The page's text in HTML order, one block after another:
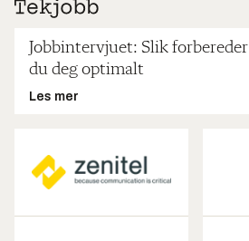
Jobbintervjuet: Slik forbereder
du deg optimalt
Les mer